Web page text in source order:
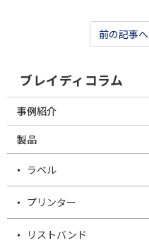
前の記事へ
ブレイディコラム
事例紹介
製品
ラベル
プリンター
リストバンド